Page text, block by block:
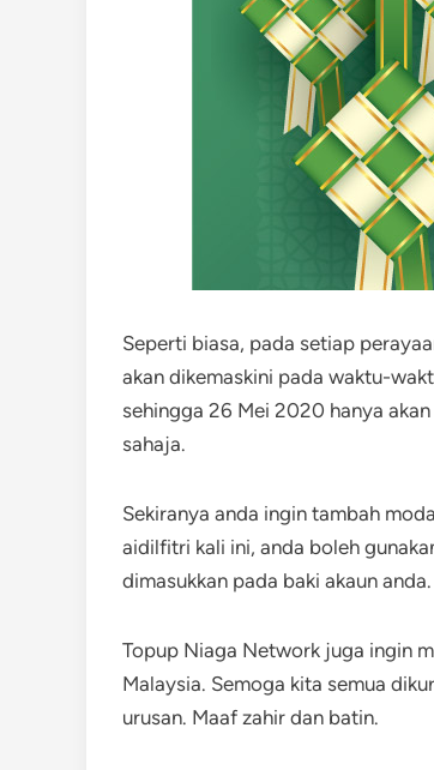
Seperti biasa, pada setiap
akan dikemaskini pada waktu-
sehingga 26 Mei 2020 hanya
sahaja.
Sekiranya anda ingin tambah
aidilfitri kali ini, anda boleh
dimasukkan pada baki akaun anda.
Topup Niaga Network juga ingin
Malaysia. Semoga kita semua
urusan. Maaf zahir dan batin.